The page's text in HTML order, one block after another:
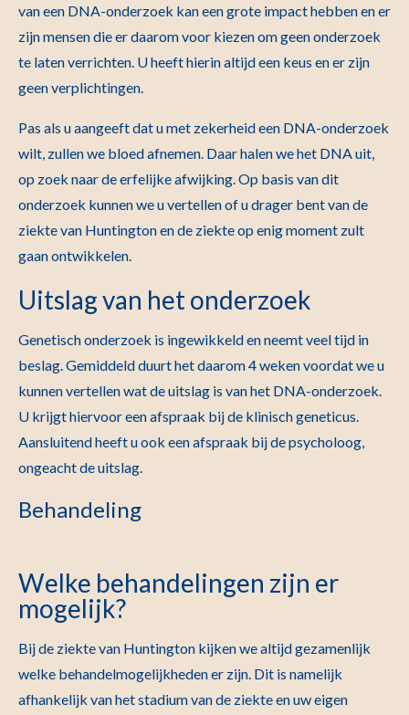
van een DNA-onderzoek kan een grote impact hebben en er
zijn mensen die er daarom voor kiezen om geen onderzoek
te laten verrichten. U heeft hierin altijd een keus en er zijn
geen verplichtingen.
Pas als u aangeeft dat u met zekerheid een DNA-onderzoek
wilt, zullen we bloed afnemen. Daar halen we het DNA uit,
op zoek naar de erfelijke afwijking. Op basis van dit
onderzoek kunnen we u vertellen of u drager bent van de
ziekte van Huntington en de ziekte op enig moment zult
gaan ontwikkelen.
Uitslag van het onderzoek
Genetisch onderzoek is ingewikkeld en neemt veel tijd in
beslag. Gemiddeld duurt het daarom 4 weken voordat we u
kunnen vertellen wat de uitslag is van het DNA-onderzoek.
U krijgt hiervoor een afspraak bij de klinisch geneticus.
Aansluitend heeft u ook een afspraak bij de psycholoog,
ongeacht de uitslag.
Behandeling
Welke behandelingen zijn er
mogelijk?
Bij de ziekte van Huntington kijken we altijd gezamenlijk
welke behandelmogelijkheden er zijn. Dit is namelijk
afhankelijk van het stadium van de ziekte en uw eigen